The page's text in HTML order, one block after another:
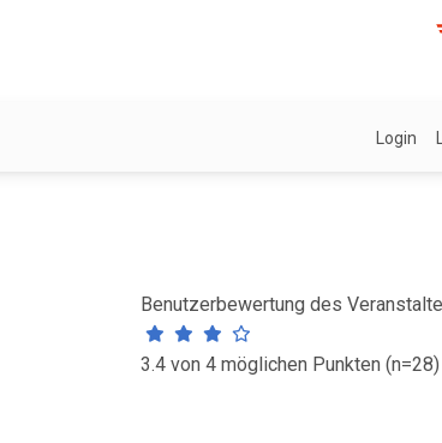
Login
Benutzerbewertung des
3.4 von 4 möglichen Punkten (n=28)